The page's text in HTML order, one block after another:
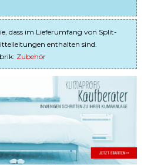
dass im Lieferumfang von Split-
enthalten sind.
Zubehör